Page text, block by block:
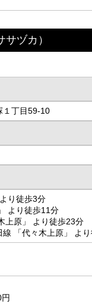
サヅカ）
１丁目59-10
り徒歩3分
より徒歩11分
上原」 より徒歩23分
線 「代々木上原」 よ